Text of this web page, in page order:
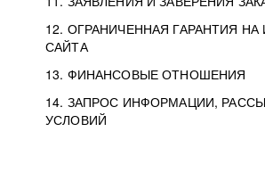
12. ОГРАНИЧЕННАЯ ГАРАНТИЯ
САЙТА
13. ФИНАНСОВЫЕ ОТНОШЕНИЯ
14. ЗАПРОС ИНФОРМАЦИИ,
УСЛОВИЙ